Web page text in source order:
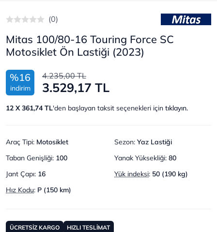
(0)
Mitas 100/80-16 Touring Force SC
Motosiklet Ön Lastiği (2023)
%16
indirim
4.235,00 TL
3.529,17 TL
12 X 361,74 TL'den başlayan taksit seçenekleri için tıklayın.
Araç Tipi: Motosiklet Sezon: Yaz Lastiği
Taban Genişliği: 100 Yanak Yüksekliği: 80
Jant Çapı: 16 Yük indeksi: 50 (190 kg)
Hız Kodu: P (150 km)
ÜCRETSİZ KARGO HIZLI TESLİMAT